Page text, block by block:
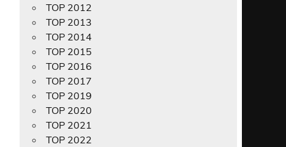
TOP 2012
TOP 2013
TOP 2014
TOP 2015
TOP 2016
TOP 2017
TOP 2019
TOP 2020
TOP 2021
TOP 2022